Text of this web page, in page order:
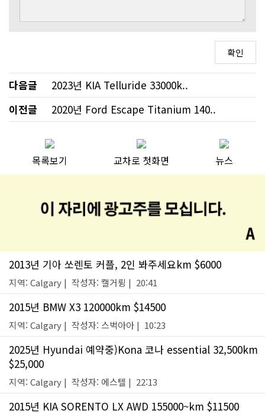
다음글
2023년 KIA Telluride 33000k..
이전글
2020년 Ford Escape Titanium 140..
목록보기 교차로 첫화면 뉴스
2013년 기아 쏘렌토 커플, 2인 봐주세요km $6000
지역: Calgary | 작성자: 캘거륑 | 20:41
2015년 BMW X3 120000km $14500
지역: Calgary | 작성자: 스벅아아 | 10:23
2025년 Hyundai 예약중)Kona 코나 essential 32,500km
$25,000
지역: Calgary | 작성자: 에스텔 | 22:13
2015년 KIA SORENTO LX AWD 155000~km $11500